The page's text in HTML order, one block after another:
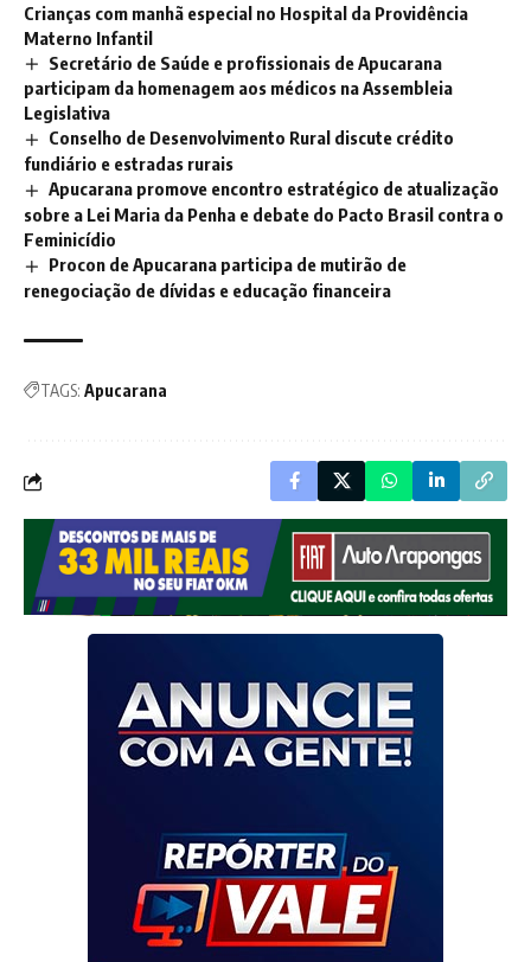
Crianças com manhã especial no Hospital da Providência
Materno Infantil
Secretário de Saúde e profissionais de Apucarana
participam da homenagem aos médicos na Assembleia
Legislativa
Conselho de Desenvolvimento Rural discute crédito
fundiário e estradas rurais
Apucarana promove encontro estratégico de atualização
sobre a Lei Maria da Penha e debate do Pacto Brasil contra o
Feminicídio
Procon de Apucarana participa de mutirão de
renegociação de dívidas e educação financeira
TAGS: Apucarana